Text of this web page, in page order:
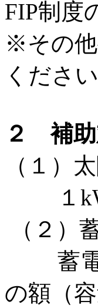
FIP制度
※その他
ください
２ 補助
（１）
１kW
（２）
蓄電
の額（